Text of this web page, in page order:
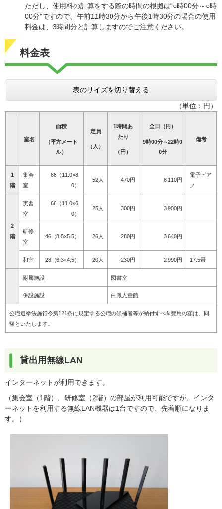
ただし、使用料の計算をする際の時間の根拠は“○時00分～○時
00分”ですので、午前11時30分から午後1時30分の場合の使用
料金は、3時間分と計算しますのでご注意ください。
料金表
表のサイズを切り替える
（単位：円）
室名
面積
（平方メート
ル）
定員
（人）
1時間あ
たり
（円）
全日（円）
9時00分～22時0
0分
備考
1
階
集会
室
88（11.0×8.
0）
52人 470円 6,110円
電子ピア
ノ
2
階
実習
室
66（11.0×6.
0）
25人 300円 3,900円
研修
室
46（8.5×5.5） 26人 280円 3,640円
和室 28（6.3×4.5） 20人 230円 2,990円 17.5畳
附属施設 図書室
併設施設 白鳳児童館
公職選挙法施行令第121条に規定する公職の候補者等が納付すべき費用の額は、同
額といたします。
貸出用無線LAN
インターネットが利用できます。
（集会室（1階）、研修室（2階）の部屋が利用可能ですが、インタ
ーネットを利用する無線LAN機器は1台ですので、先着順になりま
す。）